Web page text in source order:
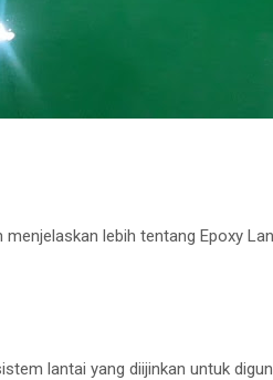
lebih tentang Epoxy
lantai yang diijinkan untuk